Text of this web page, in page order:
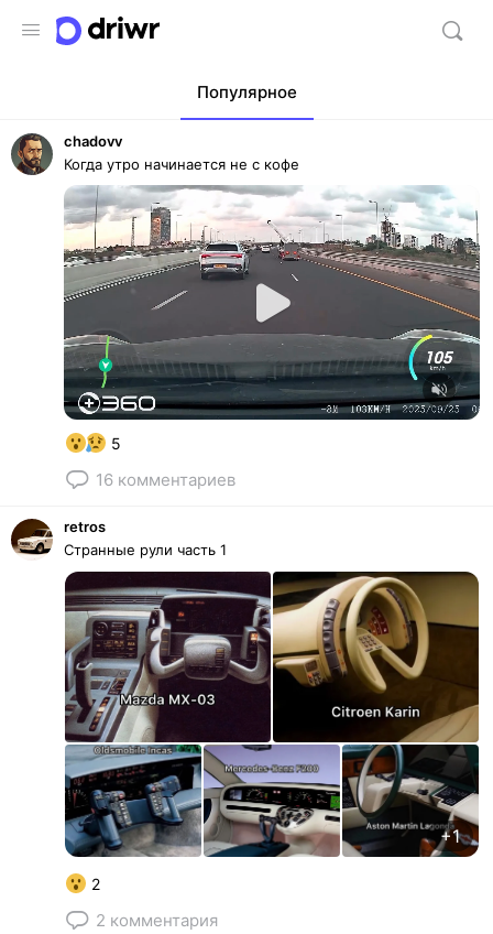
Популярное
chadovv
Когда утро начинается не с кофе
Play
Video
Unmute
5
16 комментариев
retros
Странные рули часть 1
+1
2
2 комментария